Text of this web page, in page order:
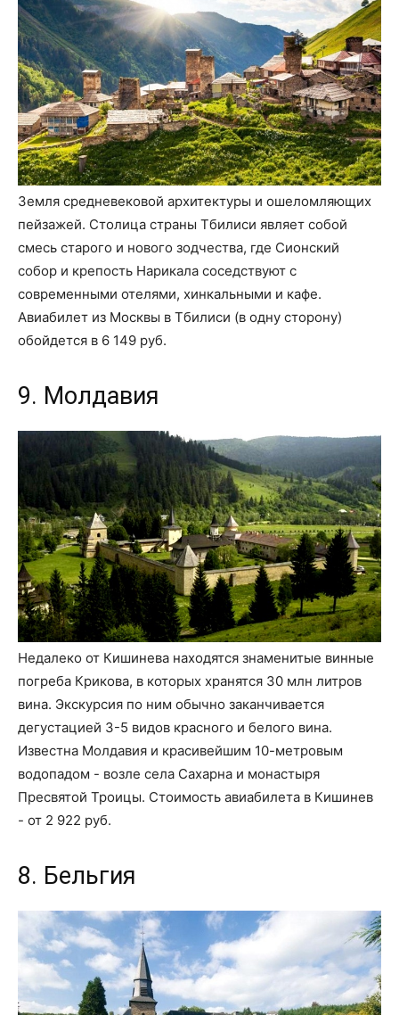
Земля средневековой архитектуры и ошеломляющих
пейзажей. Столица страны Тбилиси являет собой
смесь старого и нового зодчества, где Сионский
собор и крепость Нарикала соседствуют с
современными отелями, хинкальными и кафе.
Авиабилет из Москвы в Тбилиси (в одну сторону)
обойдется в 6 149 руб.
9. Молдавия
Недалеко от Кишинева находятся знаменитые винные
погреба Крикова, в которых хранятся 30 млн литров
вина. Экскурсия по ним обычно заканчивается
дегустацией 3-5 видов красного и белого вина.
Известна Молдавия и красивейшим 10-метровым
водопадом - возле села Сахарна и монастыря
Пресвятой Троицы. Стоимость авиабилета в Кишинев
- от 2 922 руб.
8. Бельгия